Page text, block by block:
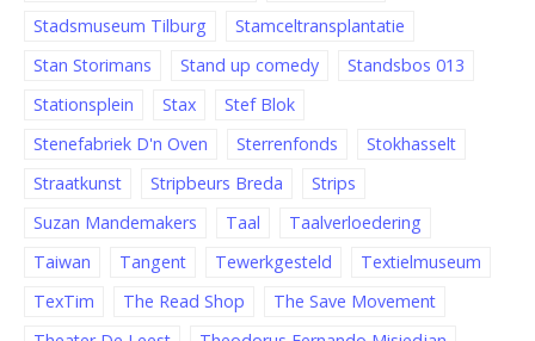
Stadsmuseum Tilburg
Stamceltransplantatie
Stan Storimans
Stand up comedy
Standsbos 013
Stationsplein
Stax
Stef Blok
Stenefabriek D'n Oven
Sterrenfonds
Stokhasselt
Straatkunst
Stripbeurs Breda
Strips
Suzan Mandemakers
Taal
Taalverloedering
Taiwan
Tangent Tewerkgesteld
Textielmuseum
TexTim
The Read Shop
The Save Movement